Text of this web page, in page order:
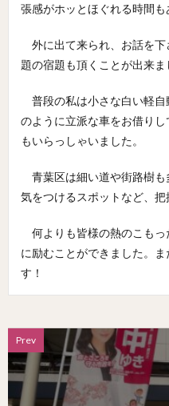
張感がホッとほぐれる時間も
外に出て来られ、お話を下
題の宿題も頂くことが出来ま
普段の私は小さな白い軽自
のように立派な車をお借り
もいらっしゃいました。
青葉区は細い道や街路樹も
気をつけるスポットなど、把
何よりも皆様の熱のこもっ
に励むことができました。
す！
Prev